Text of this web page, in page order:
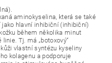
aminokyselina, která se také
hlavní inhibiční (inhibiční)
během několika minut
Tj. má „botoxový“
vlastní syntézu kyseliny
kolagenu a podporuje